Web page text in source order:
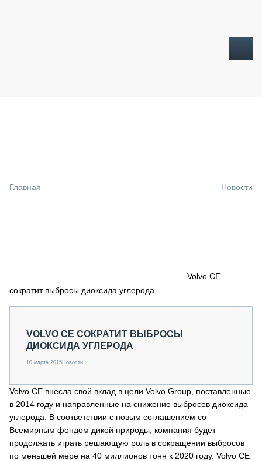
СПЕЦПРОЕКТЫ
О ПРОЕКТЕ
Главная Новости
Volvo CE
сократит выбросы диоксида углерода
VOLVO CE СОКРАТИТ ВЫБРОСЫ
ДИОКСИДА УГЛЕРОДА
10 марта 2015Новости
Volvo CE внесла свой вклад в цели Volvo Group, поставленные
в 2014 году и направленные на снижение выбросов диоксида
углерода. В соответствии с новым соглашением со
Всемирным фондом дикой природы, компания будет
продолжать играть решающую роль в сокращении выбросов
по меньшей мере на 40 миллионов тонн к 2020 году. Volvo CE